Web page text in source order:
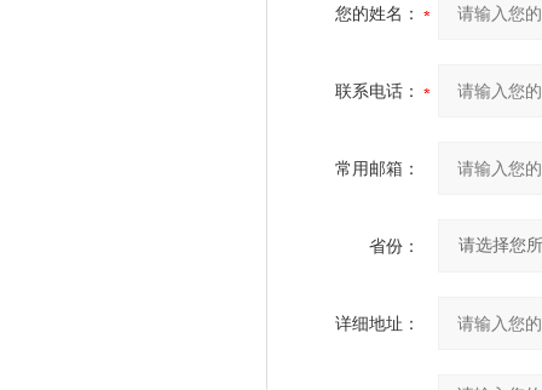
您的姓名：
联系电话：
常用邮箱：
省份：
详细地址：